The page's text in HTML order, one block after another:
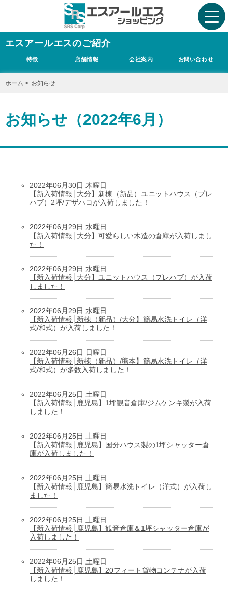
エスアールエスのご紹介
特徴 店舗情報 会社案内 お問い合わせ
ホーム > お知らせ
お知らせ（2022年6月）
2022年06月30日 木曜日
【新入荷情報│大分】新棟（新品）ユニットハウス（プレ
ハブ）2坪/デザハコが入荷しました！
2022年06月29日 水曜日
【新入荷情報│大分】可愛らしい木造の倉庫が入荷しまし
た！
2022年06月29日 水曜日
【新入荷情報│大分】ユニットハウス（プレハブ）が入荷
しました！
2022年06月29日 水曜日
【新入荷情報│新棟（新品）/大分】簡易水洗トイレ（洋
式/和式）が入荷しました！
2022年06月26日 日曜日
【新入荷情報│新棟（新品）/熊本】簡易水洗トイレ（洋
式/和式）が多数入荷しました！
2022年06月25日 土曜日
【新入荷情報│鹿児島】1坪観音倉庫/ジムケンキ製が入荷
しました！
2022年06月25日 土曜日
【新入荷情報│鹿児島】国分ハウス製の1坪シャッター倉
庫が入荷しました！
2022年06月25日 土曜日
【新入荷情報│鹿児島】簡易水洗トイレ（洋式）が入荷し
ました！
2022年06月25日 土曜日
【新入荷情報│鹿児島】観音倉庫＆1坪シャッター倉庫が
入荷しました！
2022年06月25日 土曜日
【新入荷情報│鹿児島】20フィート貨物コンテナが入荷
しました！